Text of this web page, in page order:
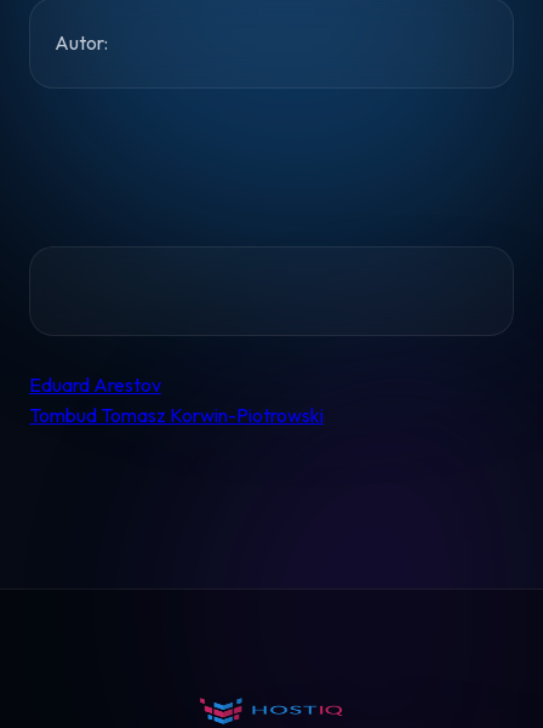
Pomoc
Koszyk
Autor:
Nawigacja
Eduard Arestov
Tombud Tomasz Korwin-Piotrowski